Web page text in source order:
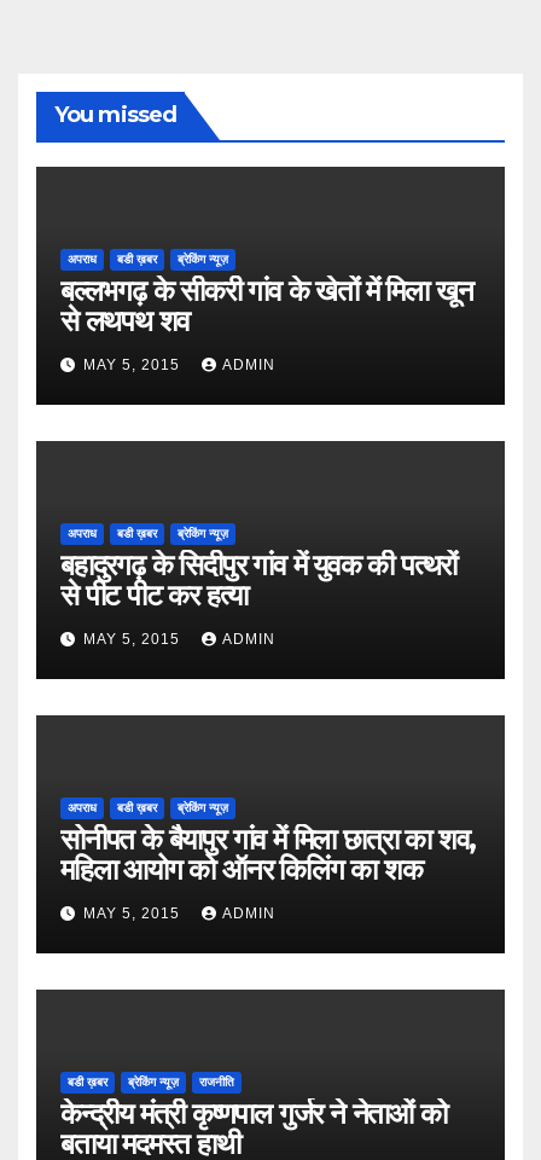
You missed
अपराध बडी ख़बर ब्रेकिंग न्यूज़
बल्लभगढ़ के सीकरी गांव के खेतों में मिला खून
से लथपथ शव
MAY 5, 2015 ADMIN
अपराध बडी ख़बर ब्रेकिंग न्यूज़
बहादुरगढ़ के सिदीपुर गांव में युवक की पत्थरों
से पीट पीट कर हत्या
MAY 5, 2015 ADMIN
अपराध बडी ख़बर ब्रेकिंग न्यूज़
सोनीपत के बैयापुर गांव में मिला छात्रा का शव,
महिला आयोग को ऑनर किलिंग का शक
MAY 5, 2015 ADMIN
बडी ख़बर ब्रेकिंग न्यूज़ राजनीति
केन्द्रीय मंत्री कृष्णपाल गुर्जर ने नेताओं को
बताया मदमस्त हाथी